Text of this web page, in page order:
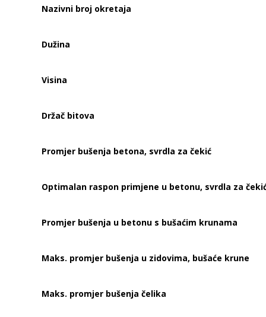
Nazivni broj okretaja
Dužina
Visina
Držač bitova
Promjer bušenja betona, svrdla za čekić
Optimalan raspon primjene u betonu, svrdla za
Promjer bušenja u betonu s bušaćim krunama
Maks. promjer bušenja u zidovima, bušaće krune
Maks. promjer bušenja čelika